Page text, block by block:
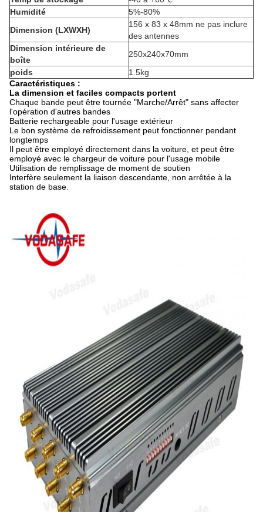
Humidité
5%-80%
Dimension (LXWXH)
156 x 83 x 48mm ne pas inclure
des antennes
Dimension intérieure de
boîte
250x240x70mm
poids
1.5kg
Caractéristiques :
La dimension et faciles compacts portent
Chaque bande peut être tournée "Marche/Arrêt" sans affecter
l'opération d'autres bandes
Batterie rechargeable pour l'usage extérieur
Le bon système de refroidissement peut fonctionner pendant
longtemps
Il peut être employé directement dans la voiture, et peut être
employé avec le chargeur de voiture pour l'usage mobile
Utilisation de remplissage de moment de soutien
Interfère seulement la liaison descendante, non arrêtée à la
station de base.